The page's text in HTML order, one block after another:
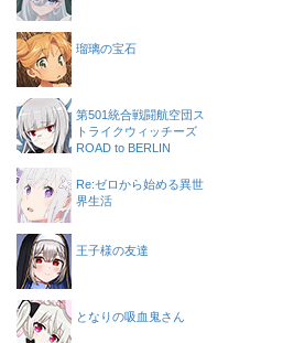
瑠璃の宝石
第501統合戦闘航空団ス
トライクウィッチーズ
ROAD to BERLIN
Re:ゼロから始める異世
界生活
王子様の友達
となりの吸血鬼さん